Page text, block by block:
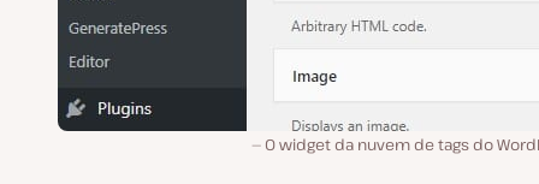
O widget da nuvem de tags do